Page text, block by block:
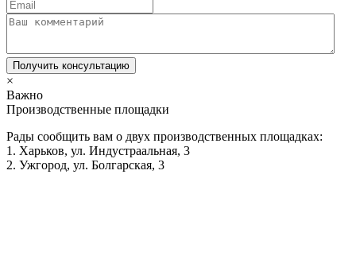
Получить консультацию
×
Важно
Производственные площадки
Рады сообщить вам о двух производственных площадках:
1. Харьков, ул. Индустраальная, 3
2. Ужгород, ул. Болгарская, 3